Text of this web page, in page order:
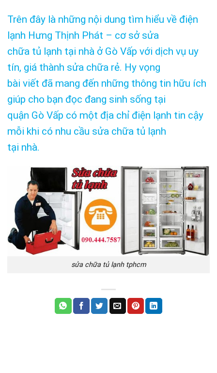
Trên đây là những nội dung tìm hiểu về điện
lạnh Hưng Thịnh Phát – cơ sở sửa
chữa tủ lạnh tại nhà ở Gò Vấp với dịch vụ uy
tín, giá thành sửa chữa rẻ. Hy vọng
bài viết đã mang đến những thông tin hữu ích
giúp cho bạn đọc đang sinh sống tại
quận Gò Vấp có một địa chỉ điện lạnh tin cậy
mỗi khi có nhu cầu sửa chữa tủ lạnh
tại nhà.
sửa chữa tủ lạnh tphcm